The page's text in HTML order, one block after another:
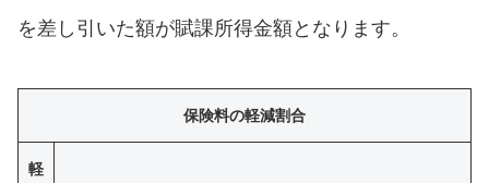
を差し引いた額が賦課所得金額となります。
保険料の軽減割合
軽